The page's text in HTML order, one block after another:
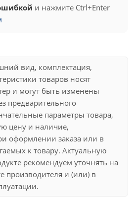
и нажмите Ctrl+Enter
вид, комплектация,
товаров носят
и могут быть изменены
предварительного
параметры товара,
цену и наличие,
оформлении заказа или в
к товару. Актуальную
рекомендуем уточнять на
производителя и (или) в